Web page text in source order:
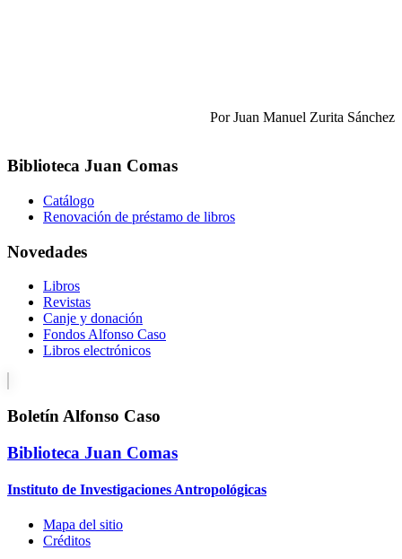
Por Juan Manuel Zurita Sánchez
Biblioteca Juan Comas
Catálogo
Renovación de préstamo de libros
Novedades
Libros
Revistas
Canje y donación
Fondos Alfonso Caso
Libros electrónicos
Boletín Alfonso Caso
Biblioteca Juan Comas
Instituto de Investigaciones Antropológicas
Mapa del sitio
Créditos